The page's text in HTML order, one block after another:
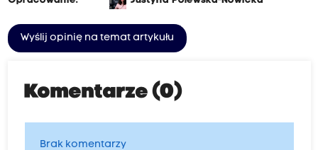
Wyślij opinię na temat artykułu
Komentarze (0)
Brak komentarzy